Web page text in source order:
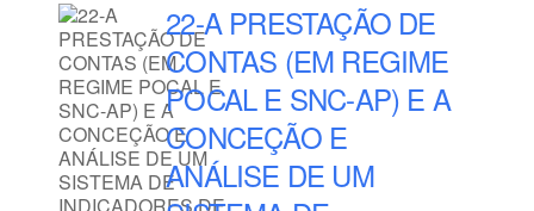
22-A PRESTAÇÃO DE
CONTAS (EM REGIME
POCAL E SNC-AP) E A
CONCEÇÃO E
ANÁLISE DE UM